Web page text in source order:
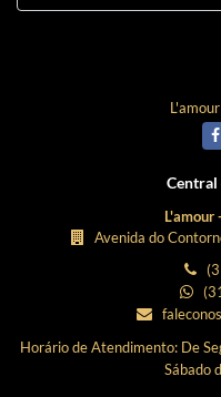
L'amour
Avenida do
Horário de Atendimento: De
Sábado